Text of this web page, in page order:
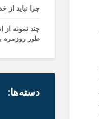
چرا نباید از
چند نمونه
طور روزمره
دسته‌ها: